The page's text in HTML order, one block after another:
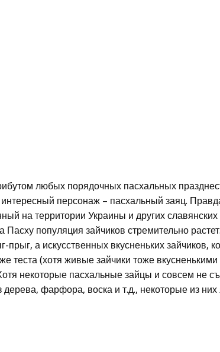
любых порядочных пасхальных
персонаж – пасхальный заяц.
на территории Украины и других
Пасху популяция зайчиков стремительно
прыг, а искусственных вкусненьких зайчиков,
теста (хотя живые зайчики тоже
некоторые пасхальные зайцы и совсем не
дерева, фарфора, воска и т.д., некоторые из